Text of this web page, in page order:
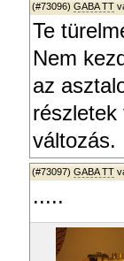
(#73096) GABA TT
Te
Nem
az
részletek
változás.
(#73097) GABA TT
.....